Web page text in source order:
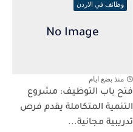
وظائف في الاردن
منذ بضع ايام
فتح باب التوظيف: مشروع
التنمية المتكاملة يقدم فرص
تدريبية مجانية...